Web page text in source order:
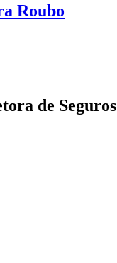
Roubo
de Seguros